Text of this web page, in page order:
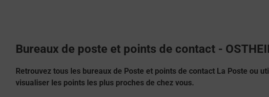
Bureaux de poste et points de contact -
Retrouvez tous les bureaux de Poste et points de contact La Poste ou
visualiser les points les plus proches de chez vous.